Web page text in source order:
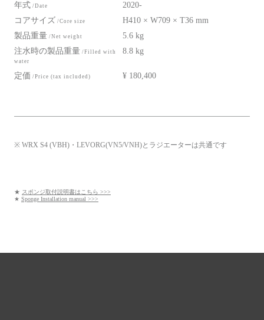
年式/Date
2020-
コアサイズ /Core size
H410 × W709 × T36 mm
製品重量/Net weight
5.6 kg
注水時の製品重量/Filled with
water
8.8 kg
定価 /Price (tax included) ¥ 180,400
※ WRX S4 (VBH)・LEVORG(VN5/VNH)とラジエーターは共通です
★ スポンジ取付説明書はこちら >>>
★ Sponge Installation manual >>>